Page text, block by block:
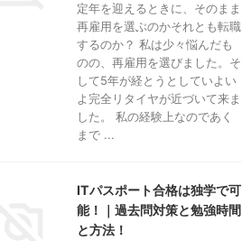
定年を迎えるときに、そのまま
再雇用を選ぶのかそれとも転職
するのか？ 私は少々悩んだも
のの、再雇用を選びました。そ
して5年が経とうとしていよい
よ完全リタイヤが近づいて来ま
した。 私の経験上なのであく
まで ...
ITパスポート合格は独学で可
能！｜過去問対策と勉強時間
と方法！